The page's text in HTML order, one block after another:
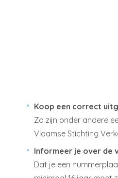
Koop een correct
Zo zijn onder andere
Vlaamse Stichting
Informeer je over de
Dat je een